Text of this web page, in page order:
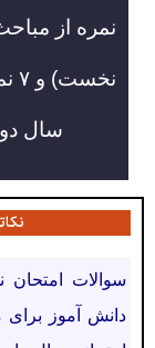
سال
سوالات امتحان
دانش آموز برای